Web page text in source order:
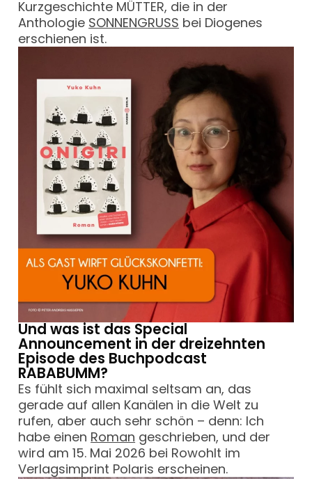
Kurzgeschichte MÜTTER, die in der
Anthologie SONNENGRUSS bei Diogenes
erschienen ist.
Und was ist das Special
Announcement in der dreizehnten
Episode des Buchpodcast
RABABUMM?
Es fühlt sich maximal seltsam an, das
gerade auf allen Kanälen in die Welt zu
rufen, aber auch sehr schön – denn: Ich
habe einen Roman geschrieben, und der
wird am 15. Mai 2026 bei Rowohlt im
Verlagsimprint Polaris erscheinen.